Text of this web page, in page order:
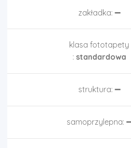
zakładka: ➖
klasa fototapety
: standardowa
struktura: ➖
samoprzylepna: